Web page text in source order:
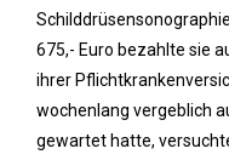
675,- Euro bezahlte sie
ihrer
wochenlang vergeblich
gewartet hatte,